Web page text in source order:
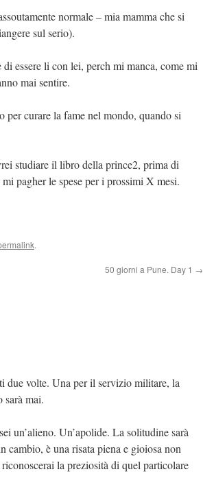
normale – mia mamma che si
sul serio).
essere li con lei, perch mi manca, come mi
mai sentire.
curare la fame nel mondo, quando si
studiare il libro della prince2, prima di
pagher le spese per i prossimi X mesi.
.
50 giorni a Pune. Day 1 →
due volte. Una per il servizio militare, la
sarà mai.
un’alieno. Un’apolide. La solitudine sarà
è una risata piena e gioiosa non
la preziosità di quel particolare